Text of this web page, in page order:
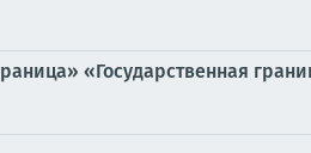
«Государственная